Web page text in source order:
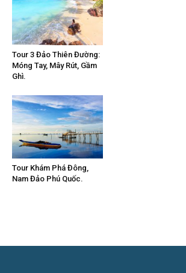
Tour 3 Đảo Thiên Đường:
Móng Tay, Mây Rút, Gầm
Ghì.
Tour Khám Phá Đông,
Nam Đảo Phú Quốc.